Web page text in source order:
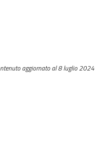
aggiornato al 8 luglio 2024